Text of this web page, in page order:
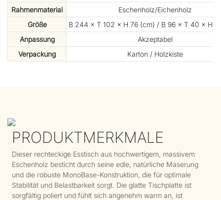
Rahmenmaterial
Eschenholz/Eichenholz
Größe
B 244 × T 102 × H 76 (cm) / B 96 × T 40 × H
Anpassung
Akzeptabel
Verpackung
Karton / Holzkiste
PRODUKTMERKMALE
Dieser rechteckige Esstisch aus hochwertigem, massivem
Eschenholz besticht durch seine edle, natürliche Maserung
und die robuste MonoBase-Konstruktion, die für optimale
Stabilität und Belastbarkeit sorgt. Die glatte Tischplatte ist
sorgfältig poliert und fühlt sich angenehm warm an, ist